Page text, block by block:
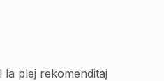
plej rekomenditaj